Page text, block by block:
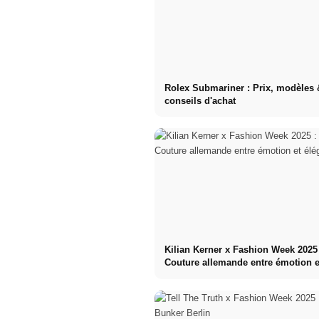
Rolex Submariner : Prix, modèles
conseils d'achat
Kilian Kerner x Fashion Week
Couture allemande entre émotion